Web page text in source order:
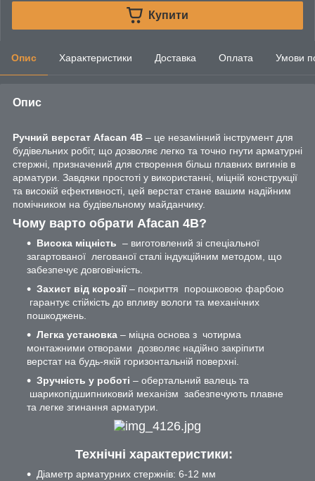
Купити
Опис Характеристики Доставка Оплата Умови
Опис
Ручний верстат Afacan 4В – це незамінний інструмент для
будівельних робіт, що дозволяє легко та точно гнути арматурні
стержні, призначений для створення більш плавних вигинів в
арматури. Завдяки простоті у використанні, міцній конструкції
та високій ефективності, цей верстат стане вашим надійним
помічником на будівельному майданчику.
Чому варто обрати Afacan 4В?
Висока міцність – виготовлений зі спеціальної
загартованої легованої сталі індукційним методом, що
забезпечує довговічність.
Захист від корозії– покриття порошковою фарбою
гарантує стійкість до впливу вологи та механічних
пошкоджень.
Легка установка – міцна основа з чотирма
монтажними отворами дозволяє надійно закріпити
верстат на будь-якій горизонтальній поверхні.
Зручність у роботі – обертальний валець та
шарикопідшипниковий механізм забезпечують плавне
та легке згинання арматури.
Технічні характеристики:
Діаметр арматурних стержнів: 6-12 мм